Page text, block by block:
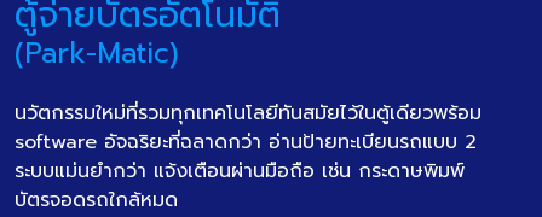
ตู้จ่ายบัตรอัตโนมัติ
(Park-Matic)
นวัตกรรมใหม่ที่รวมทุกเทคโนโลยีทันสมัยไว้ในตู้เดียวพร้อม
software อัจฉริยะที่ฉลาดกว่า อ่านป้ายทะเบียนรถแบบ 2
ระบบแม่นยำกว่า แจ้งเตือนผ่านมือถือ เช่น กระดาษพิมพ์
บัตรจอดรถใกล้หมด